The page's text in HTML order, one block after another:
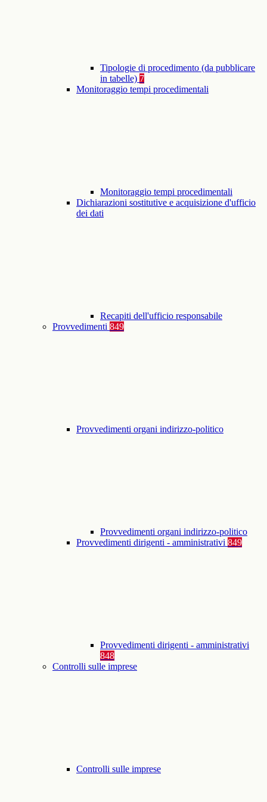
Tipologie di procedimento (da pubblicare
in tabelle) 7
Monitoraggio tempi procedimentali
Monitoraggio tempi procedimentali
Dichiarazioni sostitutive e acquisizione d'ufficio
dei dati
Recapiti dell'ufficio responsabile
Provvedimenti 849
Provvedimenti organi indirizzo-politico
Provvedimenti organi indirizzo-politico
Provvedimenti dirigenti - amministrativi 849
Provvedimenti dirigenti - amministrativi
848
Controlli sulle imprese
Controlli sulle imprese